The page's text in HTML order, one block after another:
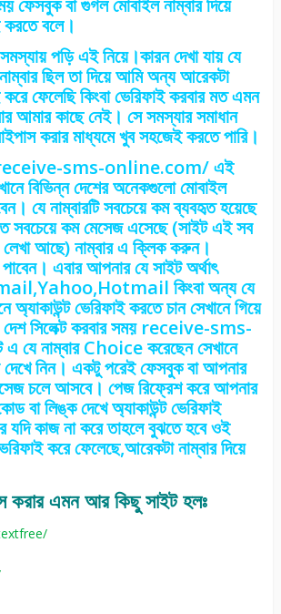
ফেসবুক বা গুগল মোবাইল নাম্বার দিয়ে
করতে বলে।
পড়ি এই নিয়ে।কারন দেখা যায় যে
ছিল তা দিয়ে আমি অন্য আরেকটা
করে ফেলেছি কিংবা ভেরিফাই করবার মত এমন
আমার কাছে নেই। সে সমস্যার সমাধান
করার মাধ্যমে খুব সহজেই করতে পারি।
sms-online.com/এই
বিভিন্ন দেশের অনেকগুলো মোবাইল
যে নাম্বারটি সবচেয়ে কম ব্যবহৃত হয়েছে
সবচেয়ে কম মেসেজ এসেছে (সাইট এই সব
লেখা আছে) নাম্বার এ ক্লিক করুন।
এবার আপনার যে সাইট অর্থাৎ
কিংবা অন্য যে
অ্যাকাউন্ট ভেরিফাই করতে চান সেখানে গিয়ে
দেশ সিলেক্ট করবার সময় receive-sms-
যে নাম্বার Choice করেছেন সেখানে
দেখে নিন। একটু পরেই ফেসবুক বা আপনার
চলে আসবে। পেজ রিফ্রেশ করে আপনার
বা লিঙ্ক দেখে অ্যাকাউন্ট ভেরিফাই
কাজ না করে তাহলে বুঝতে হবে ওই
করে ফেলেছে,আরেকটা নাম্বার দিয়ে
করার এমন আর কিছু সাইট হলঃ